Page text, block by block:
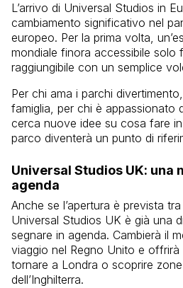
L’arrivo di Universal Studios in
cambiamento significativo nel
europeo. Per la prima volta,
mondiale finora accessibile solo
raggiungibile con un semplice
Per chi ama i parchi
famiglia, per chi è appassionato
cerca nuove idee su cosa fare
parco diventerà un punto di
Universal Studios UK: una
agenda
Anche se l’apertura è prevista
Universal Studios UK è già una
segnare in agenda. Cambierà il
viaggio nel Regno Unito e
tornare a Londra o scoprire
dell’Inghilterra.